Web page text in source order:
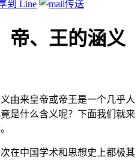
帝、王的涵义
皇帝或帝王是一个几乎人
是什么含义呢？下面我们就来
在中国学术和思想史上都极其